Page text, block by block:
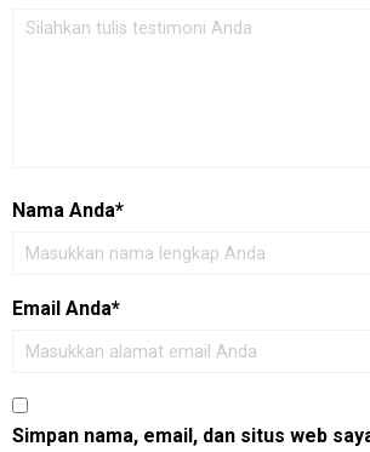
Nama Anda*
Email Anda*
Simpan nama, email, dan situs web